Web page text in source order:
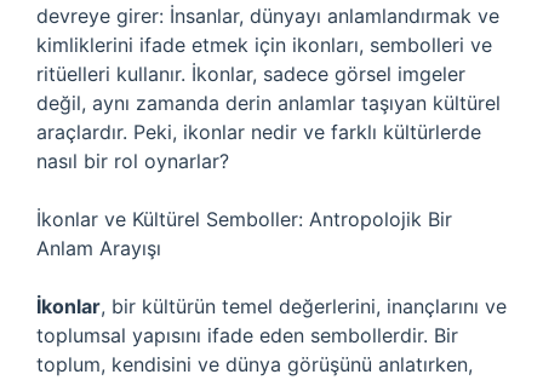
devreye girer: İnsanlar, dünyayı anlamlandırmak ve
kimliklerini ifade etmek için ikonları, sembolleri ve
ritüelleri kullanır. İkonlar, sadece görsel imgeler
değil, aynı zamanda derin anlamlar taşıyan kültürel
araçlardır. Peki, ikonlar nedir ve farklı kültürlerde
nasıl bir rol oynarlar?
İkonlar ve Kültürel Semboller: Antropolojik Bir
Anlam Arayışı
İkonlar, bir kültürün temel değerlerini, inançlarını ve
toplumsal yapısını ifade eden sembollerdir. Bir
toplum, kendisini ve dünya görüşünü anlatırken,